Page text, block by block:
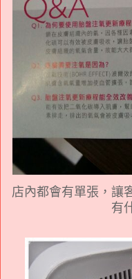
店內都會有單張，讓
有